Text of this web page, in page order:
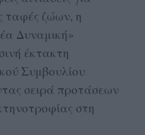
ταφές ζώων, η
Δυναμική»
έκτακτη
Συμβουλίου
σειρά προτάσεων
στη